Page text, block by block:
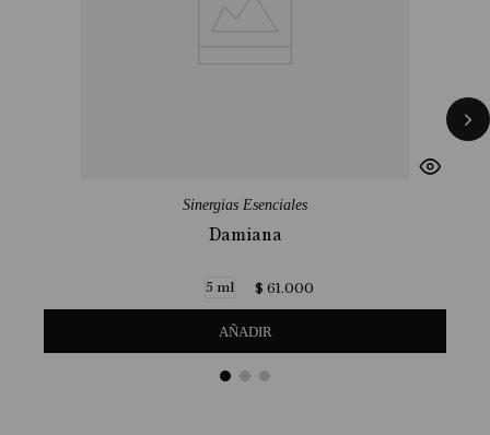
Sinergias Esenciales
Damiana
5 ml $ 61.000
AÑADIR